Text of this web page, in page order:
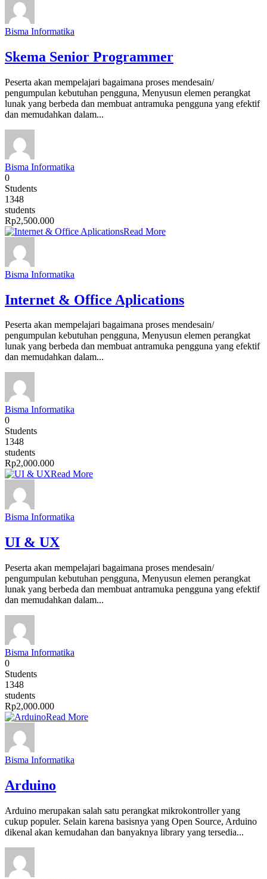
Bisma Informatika
Skema Senior Programmer
Peserta akan mempelajari bagaimana proses mendesain/
pengumpulan kebutuhan pengguna, Menyusun elemen perangkat
lunak yang berbeda dan membuat antramuka pengguna yang efektif
dan memudahkan dalam...
Bisma Informatika
0
Students
1348
students
Rp2,500.000
Read More
Bisma Informatika
Internet & Office Aplications
Peserta akan mempelajari bagaimana proses mendesain/
pengumpulan kebutuhan pengguna, Menyusun elemen perangkat
lunak yang berbeda dan membuat antramuka pengguna yang efektif
dan memudahkan dalam...
Bisma Informatika
0
Students
1348
students
Rp2,000.000
Read More
Bisma Informatika
UI & UX
Peserta akan mempelajari bagaimana proses mendesain/
pengumpulan kebutuhan pengguna, Menyusun elemen perangkat
lunak yang berbeda dan membuat antramuka pengguna yang efektif
dan memudahkan dalam...
Bisma Informatika
0
Students
1348
students
Rp2,000.000
Read More
Bisma Informatika
Arduino
Arduino merupakan salah satu perangkat mikrokontroller yang
cukup populer. Selain karena basisnya yang Open Source, Arduino
dikenal akan kemudahan dan banyaknya library yang tersedia...